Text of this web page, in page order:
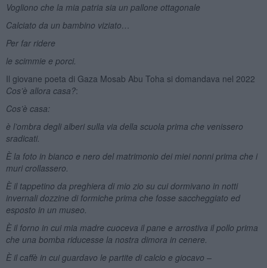
Vogliono che la mia patria sia un pallone ottagonale
Calciato da un bambino viziato…
Per far ridere
le scimmie e porci.
Il giovane poeta di Gaza Mosab Abu Toha si domandava nel 2022
Cos’è allora casa?:
Cos’è casa:
è l’ombra degli alberi sulla via della scuola prima che venissero
sradicati.
È la foto in bianco e nero del matrimonio dei miei nonni prima che i
muri crollassero.
È il tappetino da preghiera di mio zio su cui dormivano in notti
invernali dozzine di formiche prima che fosse saccheggiato ed
esposto in un museo.
È il forno in cui mia madre cuoceva il pane e arrostiva il pollo prima
che una bomba riducesse la nostra dimora in cenere.
È il caffè in cui guardavo le partite di calcio e giocavo –